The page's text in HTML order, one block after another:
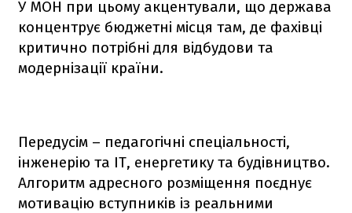
У МОН при цьому акцентували, що держава
концентрує бюджетні місця там, де фахівці
критично потрібні для відбудови та
модернізації країни.
Передусім – педагогічні спеціальності,
інженерію та ІТ, енергетику та будівництво.
Алгоритм адресного розміщення поєднує
мотивацію вступників із реальними